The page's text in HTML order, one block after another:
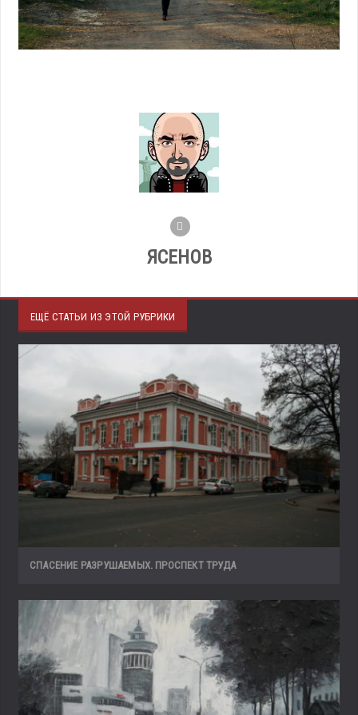
ЯСЕНОВ
ЕЩЁ СТАТЬИ ИЗ ЭТОЙ РУБРИКИ
СПАСЕНИЕ РАЗРУШАЕМЫХ. ПРОСПЕКТ ТРУДА